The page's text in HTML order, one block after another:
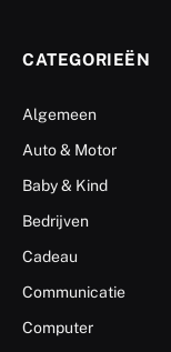
CATEGORIEËN
Algemeen
Auto & Motor
Baby & Kind
Bedrijven
Cadeau
Communicatie
Computer